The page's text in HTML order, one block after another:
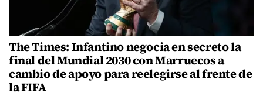
The Times: Infantino negocia en secreto la
final del Mundial 2030 con Marruecos a
cambio de apoyo para reelegirse al frente de
la FIFA